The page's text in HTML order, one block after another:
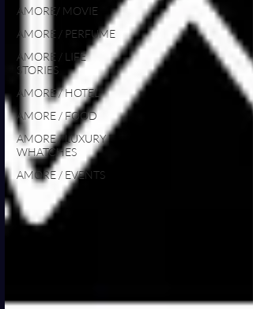
AMORE/ MOVIE
AMORE / PERFUME
AMORE / LIFE
STORIES
AMORE / HOTEL
AMORE / FOOD
AMORE / LUXURY
WHATCHES
AMORE / EVENTS